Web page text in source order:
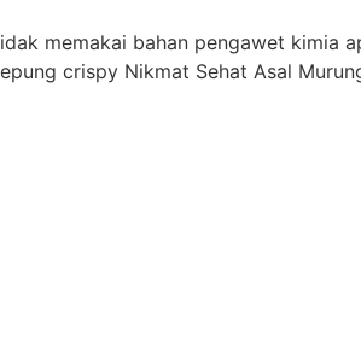
memakai bahan pengawet kimia
crispy Nikmat Sehat Asal